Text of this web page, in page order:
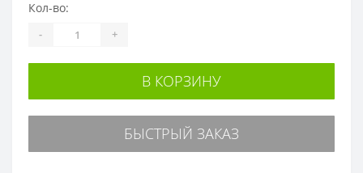
Кол-во:
- +
В КОРЗИНУ
БЫСТРЫЙ ЗАКАЗ